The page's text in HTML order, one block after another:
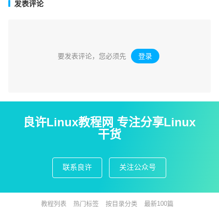
发表评论
要发表评论，您必须先 登录 。
良许Linux教程网 专注分享Linux
干货
联系良许 关注公众号
教程列表 热门标签 按目录分类 最新100篇